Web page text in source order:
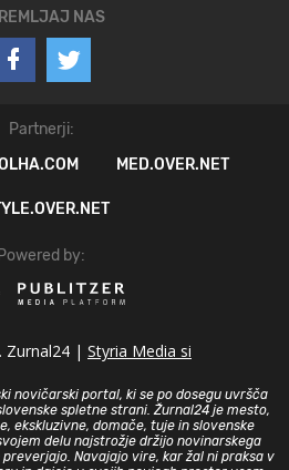
NAS
Partnerji:
MED.OVER.NET
Powered by:
Zurnal24 | Styria Media si
novičarski portal, ki se po dosegu uvršča
spletne strani. Žurnal24 je mesto,
ekskluzivne, domače, tuje in slovenske
delu najstrožje držijo novinarskega
Navajajo vire, kar žal ni praksa v